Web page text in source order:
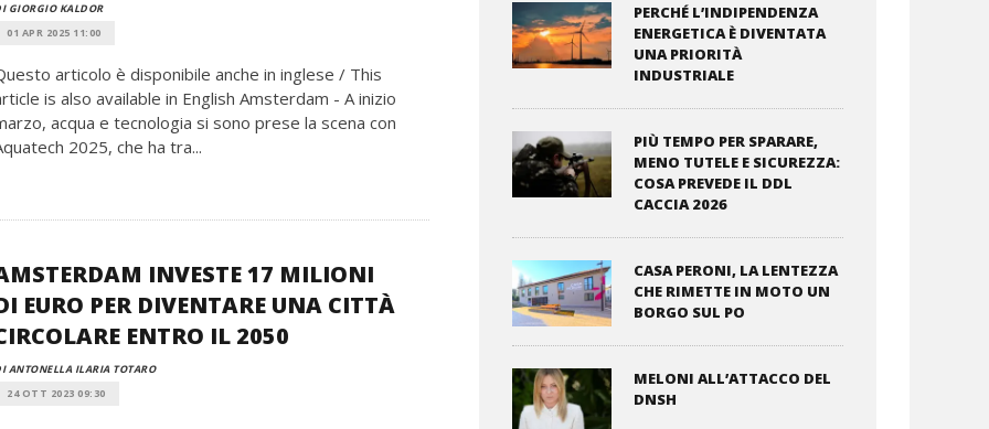
GIORGIO KALDOR
01 APR 2025 11:00
articolo è disponibile anche in inglese / This
is also available in English Amsterdam - A inizio
acqua e tecnologia si sono prese la scena con
2025, che ha tra...
INVESTE 17 MILIONI
EURO PER DIVENTARE UNA CITTÀ
ENTRO IL 2050
ANTONELLA ILARIA TOTARO
24 OTT 2023 09:30
PERCHÉ L’INDIPENDENZA
ENERGETICA È DIVENTATA
UNA PRIORITÀ
INDUSTRIALE
PIÙ TEMPO PER SPARARE,
MENO TUTELE E SICUREZZA:
COSA PREVEDE IL DDL
CACCIA 2026
CASA PERONI, LA LENTEZZA
CHE RIMETTE IN MOTO UN
BORGO SUL PO
MELONI ALL’ATTACCO DEL
DNSH